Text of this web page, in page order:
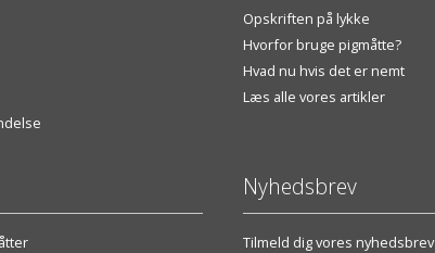
Opskriften på lykke
Hvorfor bruge pigmåtte?
Hvad nu hvis det er nemt
Læs alle vores artikler
Nyhedsbrev
Tilmeld dig vores nyhedsbrev